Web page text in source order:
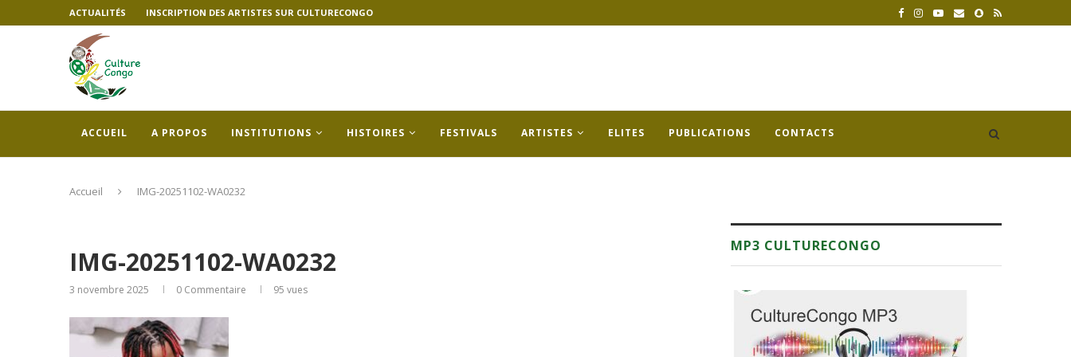
ACTUALITÉS INSCRIPTION DES ARTISTES SUR CULTURECONGO
ACCUEIL A PROPOS INSTITUTIONS HISTOIRES FESTIVALS ARTISTES ELITES PUBLICATIONS CONTACTS
Accueil IMG-20251102-WA0232
IMG-20251102-WA0232
3 novembre 2025 0 Commentaire 95 vues
MP3 CULTURECONGO